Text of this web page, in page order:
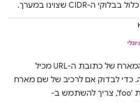
תואם אם שם המארח של כתובת ה-URL מכיל
כדי לבדוק אם לרכיב של שם מארח
יש את הקידומת 'foo', צריך להשתמש ב-